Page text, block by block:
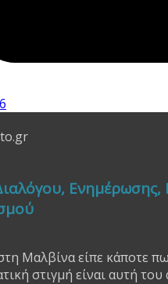
Ενημέρωσης,
Μαλβίνα είπε κάποτε
στιγμή είναι αυτή του